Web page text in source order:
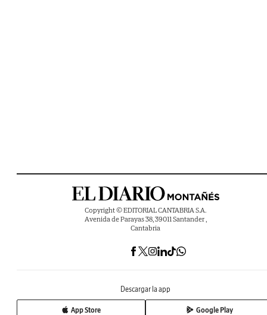
Copyright © EDITORIAL CANTABRIA S.A.
Avenida de Parayas 38, 39011 Santander ,
Cantabria
Descargar la app
App Store Google Play